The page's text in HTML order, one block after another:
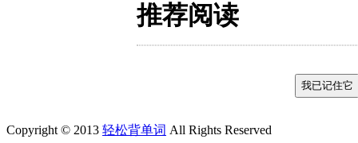
推荐阅读
Copyright © 2013 轻松背单词 All Rights Reserved